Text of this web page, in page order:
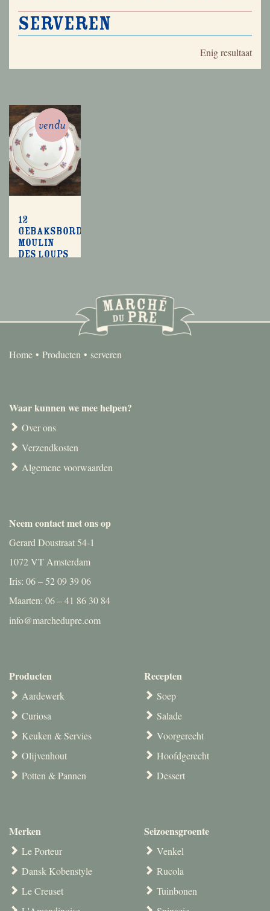
serveren
Enig resultaat
12
gebaksbordjes
Moulin
des Loups
vendu
Home Producten serveren
Waar kunnen we mee helpen?
Over ons
Verzendkosten
Algemene voorwaarden
Neem contact met ons op
Gerard Doustraat 54-1
1072 VT Amsterdam
Iris: 06 – 52 09 39 06
Maarten: 06 – 41 86 30 84
info@marchedupre.com
Producten
Aardewerk
Curiosa
Keuken & Servies
Olijvenhout
Potten & Pannen
Merken
Le Porteur
Dansk Kobenstyle
Le Creuset
Recepten
Soep
Salade
Voorgerecht
Hoofdgerecht
Dessert
Seizoensgroente
Venkel
Rucola
Tuinbonen